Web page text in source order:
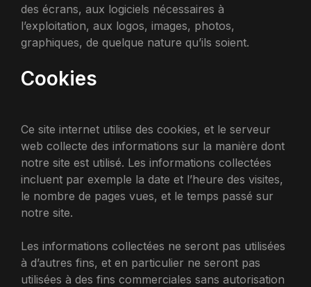
des écrans, aux logiciels nécessaires à
l’exploitation, aux logos, images, photos,
graphiques, de quelque nature qu’ils soient.
Cookies
Ce site internet utilise des cookies, et le serveur
web collecte des informations sur la manière dont
notre site est utilisé. Les informations collectées
incluent par exemple la date et l’heure des visites,
le nombre de pages vues, et le temps passé sur
notre site.
Les informations collectées ne seront pas utilisées
à d’autres fins, et en particulier ne seront pas
utilisées à des fins commerciales sans autorisation